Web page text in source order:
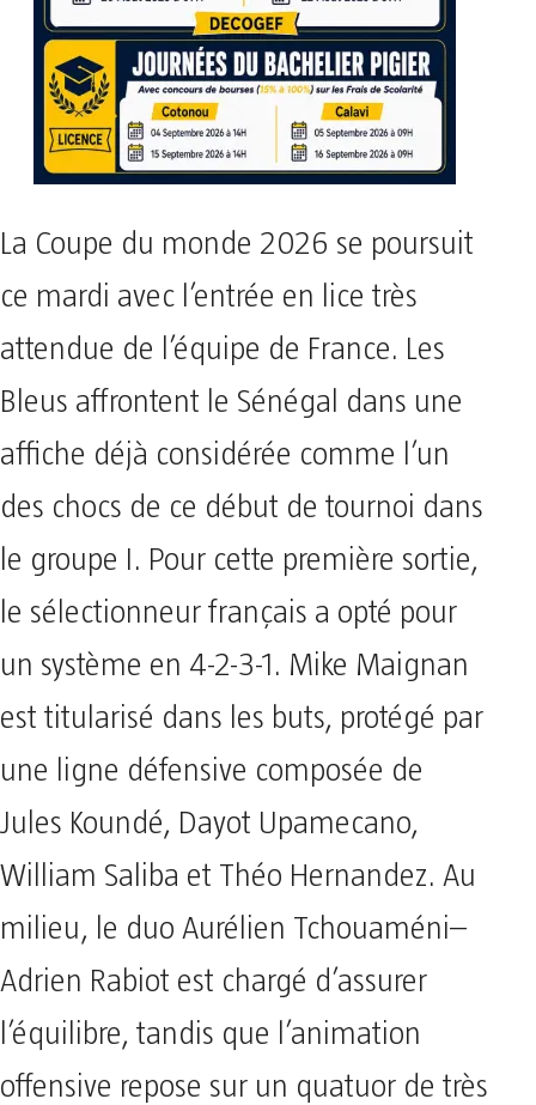
La Coupe du monde 2026 se poursuit
ce mardi avec l’entrée en lice très
attendue de l’équipe de France. Les
Bleus affrontent le Sénégal dans une
affiche déjà considérée comme l’un
des chocs de ce début de tournoi dans
le groupe I. Pour cette première sortie,
le sélectionneur français a opté pour
un système en 4-2-3-1. Mike Maignan
est titularisé dans les buts, protégé par
une ligne défensive composée de
Jules Koundé, Dayot Upamecano,
William Saliba et Théo Hernandez. Au
milieu, le duo Aurélien Tchouaméni–
Adrien Rabiot est chargé d’assurer
l’équilibre, tandis que l’animation
offensive repose sur un quatuor de très